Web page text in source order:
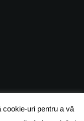
rights reserved.
cookie-uri pentru a vă